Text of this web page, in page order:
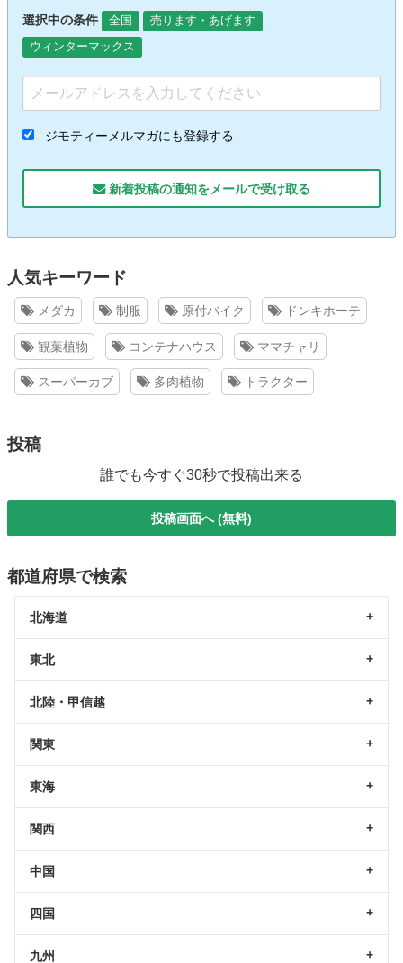
選択中の条件 全国
売ります・あげます
ウィンターマックス
ジモティーメルマガにも登録する
新着投稿の通知をメールで受け取る
人気キーワード
メダカ 制服 原付バイク ドンキホーテ
観葉植物 コンテナハウス ママチャリ
スーパーカブ 多肉植物 トラクター
投稿
誰でも今すぐ30秒で投稿出来る
投稿画面へ (無料)
都道府県で検索
北海道
東北
北陸・甲信越
関東
東海
関西
中国
四国
九州